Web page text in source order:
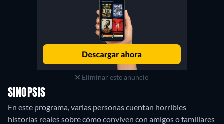
Eliminar este anuncio
SINOPSIS
En este programa, varias personas cuentan horribles
historias reales sobre cómo conviven con amigos o familiares